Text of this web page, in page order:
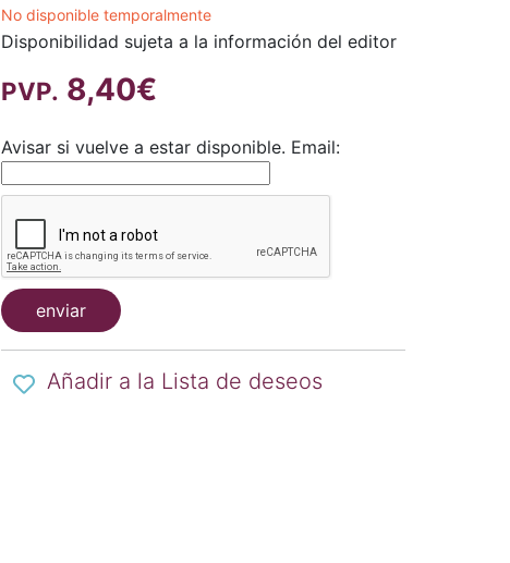
No disponible temporalmente
Disponibilidad sujeta a la información del editor
PVP. 8,40€
Avisar si vuelve a estar disponible. Email:
enviar
Añadir a la Lista de deseos